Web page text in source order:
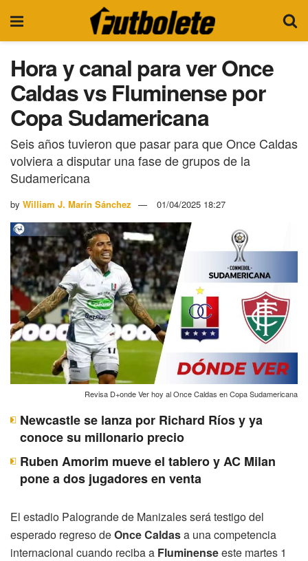
Hora y canal para ver Once
Caldas vs Fluminense por
Copa Sudamericana
Seis años tuvieron que pasar para que Once Caldas
volviera a disputar una fase de grupos de la
Sudamericana
by William J. Marín Sánchez 01/04/2025 18:27
Revisa D+onde Ver hoy al Once Caldas en Copa Sudamericana
Newcastle se lanza por Richard Ríos y ya
conoce su millonario precio
Ruben Amorim mueve el tablero y AC Milan
pone a dos jugadores en venta
El estadio Palogrande de Manizales será testigo del
esperado regreso deOnce Caldasa una competencia
internacional cuando reciba a Fluminenseeste martes 1